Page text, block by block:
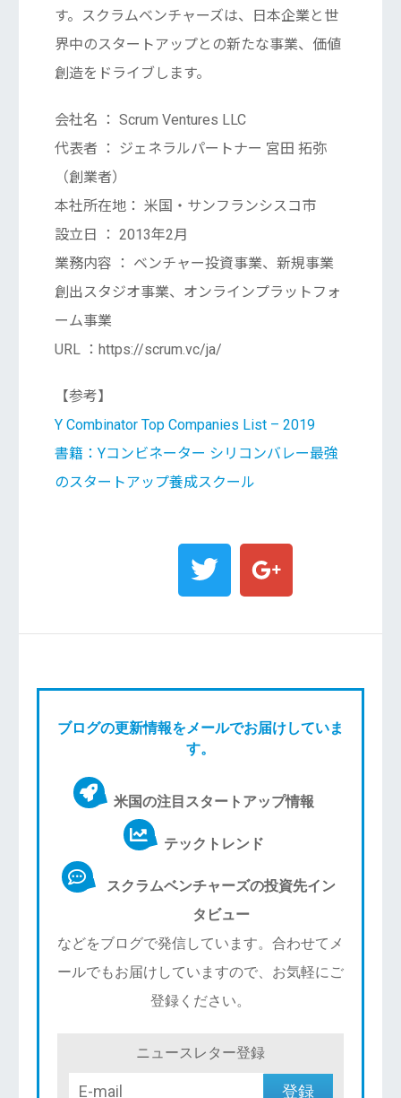
す。スクラムベンチャーズは、日本企業と世
界中のスタートアップとの新たな事業、価値
創造をドライブします。
会社名 ： Scrum Ventures LLC
代表者 ： ジェネラルパートナー 宮田 拓弥
（創業者）
本社所在地： 米国・サンフランシスコ市
設立日 ： 2013年2月
業務内容 ： ベンチャー投資事業、新規事業
創出スタジオ事業、オンラインプラットフォ
ーム事業
URL ：https://scrum.vc/ja/
【参考】
Y Combinator Top Companies List – 2019
書籍：Yコンビネーター シリコンバレー最強
のスタートアップ養成スクール
ブログの更新情報をメールでお届けしていま
す。
米国の注目スタートアップ情報
テックトレンド
スクラムベンチャーズの投資先イン
タビュー
などをブログで発信しています。合わせてメ
ールでもお届けしていますので、お気軽にご
登録ください。
ニュースレター登録